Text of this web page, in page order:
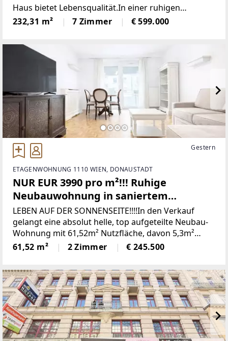
Haus bietet Lebensqualität.In einer ruhigen
Wohngegend von Siegendorf erwartet Sie ein
außergewöhnlich gepflegtes Einfamilienhaus, das
232,31 m² 7 Zimmer € 599.000
Gestern
ETAGENWOHNUNG 1110 WIEN, DONAUSTADT
NUR EUR 3990 pro m²!!! Ruhige
Neubauwohnung in saniertem
Gebäude mit Vollwärmeschutz! Große
Loggia! Grünblick!
LEBEN AUF DER SONNENSEITE!!!!In den Verkauf
gelangt eine absolut helle, top aufgeteilte Neubau-
Wohnung mit 61,52m² Nutzfläche, davon 5,3m²
sonnige Loggia mit Grünblick im 11. Bezirk in der
Kaiser-Ebersdorfer-Straße in Hofruhelage.Das
61,52 m² 2 Zimmer € 245.500